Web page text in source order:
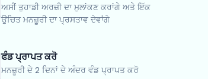
ਅਸੀਂ ਤੁਹਾਡੀ ਅਰਜ਼ੀ ਦਾ ਮੁਲਾਂਕਣ ਕਰਾਂਗੇ ਅਤੇ ਇੱਕ
ਉਚਿਤ ਮਨਜ਼ੂਰੀ ਦਾ ਪ੍ਰਸਤਾਵ ਦੇਵਾਂਗੇ
ਫੰਡ ਪ੍ਰਾਪਤ ਕਰੋ
ਮਨਜ਼ੂਰੀ ਦੇ 2 ਦਿਨਾਂ ਦੇ ਅੰਦਰ ਵੰਡ ਪ੍ਰਾਪਤ ਕਰੋ